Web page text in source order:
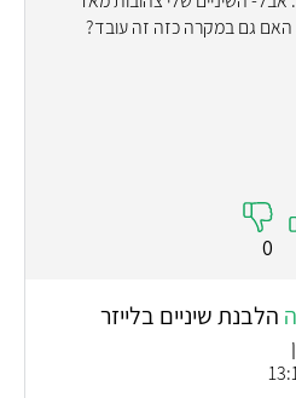
האם גם במקרה כזה זה עובד?
0
הלבנת שיניים בלייזר